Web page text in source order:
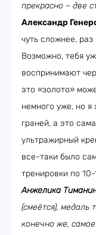
прекрасно – две
Александр
чуть сложнее, раз
Возможно, тебя
воспринимают
это «золото»
немного уже, но я
граней, а это
ультражирный
все-таки было
тренировки по
Анжелика
(смеётся), медаль
конечно же,